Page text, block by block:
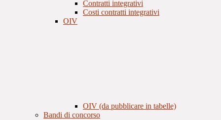
Contratti integrativi
Costi contratti integrativi
OIV
OIV (da pubblicare in tabelle)
Bandi di concorso